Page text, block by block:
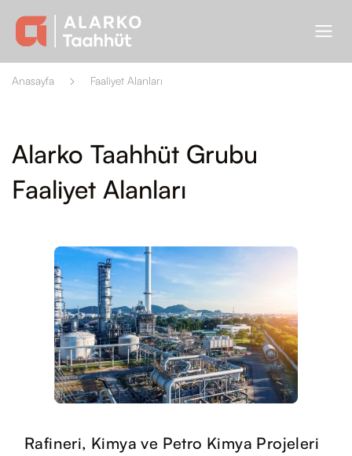
Anasayfa Faaliyet Alanları
Alarko Taahhüt Grubu
Faaliyet Alanları
Rafineri, Kimya ve Petro Kimya Projeleri